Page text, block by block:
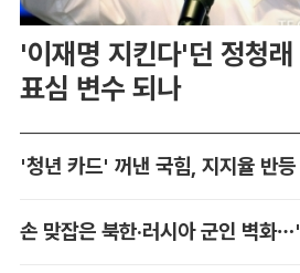
'이재명 지킨다'던 정청
표심 변수 되나
'청년 카드' 꺼낸 국힘, 지지율 반
손 맞잡은 북한·러시아 군인 벽화